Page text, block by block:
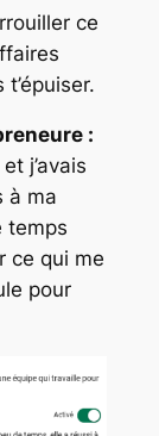
ce
:
j’avais
à ma
temps
ce qui me
pour